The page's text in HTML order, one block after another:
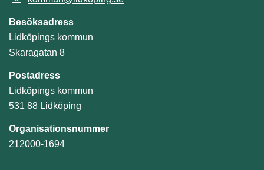
Besöksadress
Lidköpings kommun
Skaragatan 8
Postadress
Lidköpings kommun
531 88 Lidköping
Organisationsnummer
212000-1694